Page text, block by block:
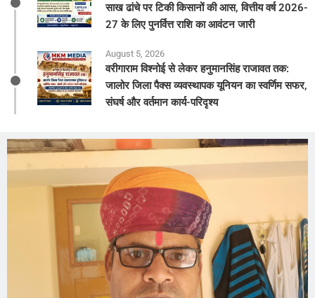
साख ढांचे पर टिकी किसानों की आस, वित्तीय वर्ष 2026-
27 के लिए पुनर्वित्त राशि का आवंटन जारी
August 5, 2026
वरीगाराम विश्नोई से लेकर हनुमानसिंह राजावत तक:
जालोर जिला पैक्स व्यवस्थापक यूनियन का स्वर्णिम सफर,
संघर्ष और वर्तमान कार्य-परिदृश्य